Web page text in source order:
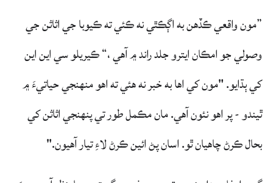
”مون واقعي ڪڏهن به اڳڪٿي نه ڪئي ته ڪيوبا جي اثاثن جي
وصولي جو امڪان ايترو جلد راند ۾ آهي ،“ ڪيريلو سي اين اين
کي ٻڌايو. "مون کي اها به خبر نه هئي ته اهو منهنجي حياتيءَ ۾
ٿيندو - پر اهو نئون آهي. مان مڪمل طور تي پنهنجي اثاثن کي
بحال ڪرڻ چاهيان ٿو. اسان پڻ ائين ڪرڻ لاءِ تيار آهيون."